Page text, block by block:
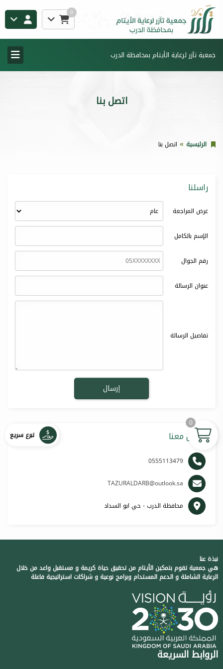
0
جمعية تآزر لرعاية الأيتام بمحافظة الدرب
اتصل بنا
الرئيسية اتصل بنا
راسلنا
غرض المراجعة
الإسم بالكامل
رقم الجوال
عنوان الرسالة
تفاصيل الرسالة
تواصل معنا
0555113479
TAZURALDARB@outlook.sa
محافظة الدرب - حي ابو السداد
نبذة عنا
هي جمعية تقوم بتمكين الأيتام من تحقيق حياة كريمة و مستقبل واعد من خلال
الرعاية الشاملة و الدعم المستدام وبرامج نوعية و شراكات استراتيجية فاعلة
الروابط السريعة
تبرع سريع
0